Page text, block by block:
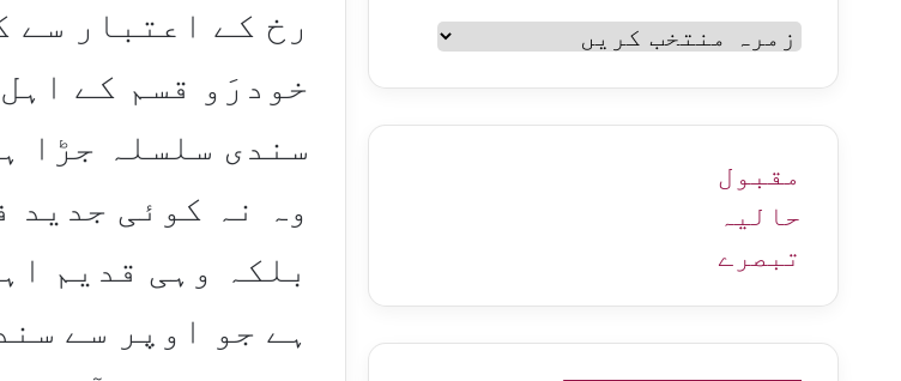
رخ کے اعتبار سے
خودرَو قسم کے
سندی سلسلہ جڑا
وہ نہ کوئی جدید
بلکہ وہی قدیم
ہے جو اوپر سے
سلام
اردو
زمرہ
مقبول
حالیہ
تبصرے